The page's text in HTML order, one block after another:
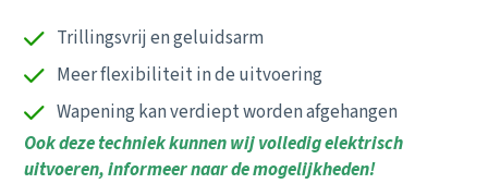
Trillingsvrij en geluidsarm
Meer flexibiliteit in de uitvoering
Wapening kan verdiept worden afgehangen
Ook deze techniek kunnen wij volledig elektrisch
uitvoeren, informeer naar de mogelijkheden!